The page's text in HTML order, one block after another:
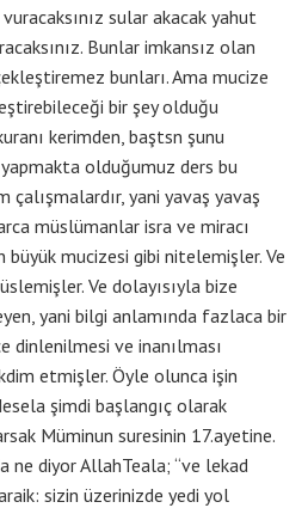
sular akacak yahut
Bunlar imkansız olan
bunları. Ama mucize
bir şey olduğu
kerimden, baştsn şunu
olduğumuz ders bu
yani yavaş yavaş
müslümanlar isra ve miracı
büyük mucizesi gibi nitelemişler. Ve
Ve dolayısıyla bize
yani bilgi anlamında fazlaca bir
dinlenilmesi ve inanılması
etmişler. Öyle olunca işin
şimdi başlangıç olarak
Müminun suresinin 17.ayetine.
ne diyor AllahTeala; “ve lekad
sizin üzerinizde yedi yol